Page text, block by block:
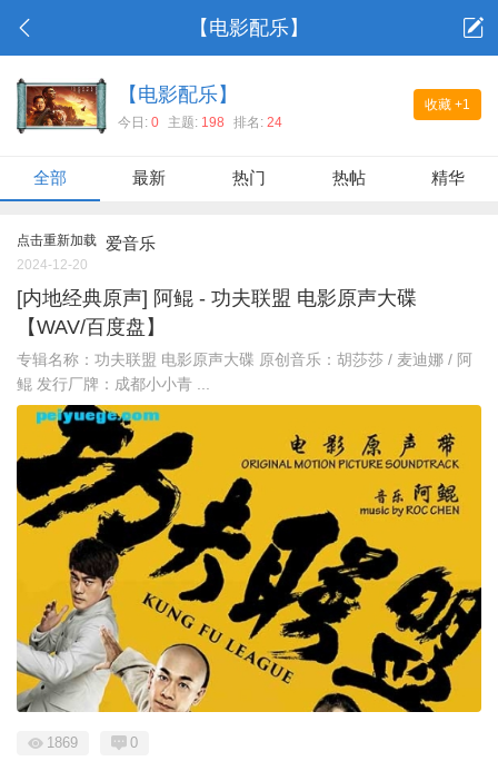
【电影配乐】
收藏 +1
【电影配乐】
今日: 0 主题: 198 排名: 24
全部 最新 热门 热帖 精华
点击重新加载 爱音乐
2024-12-20
[内地经典原声] 阿鲲 - 功夫联盟 电影原声大碟
【WAV/百度盘】
专辑名称：功夫联盟 电影原声大碟 原创音乐：胡莎莎 / 麦迪娜 / 阿
鲲 发行厂牌：成都小小青 ...
1869 0